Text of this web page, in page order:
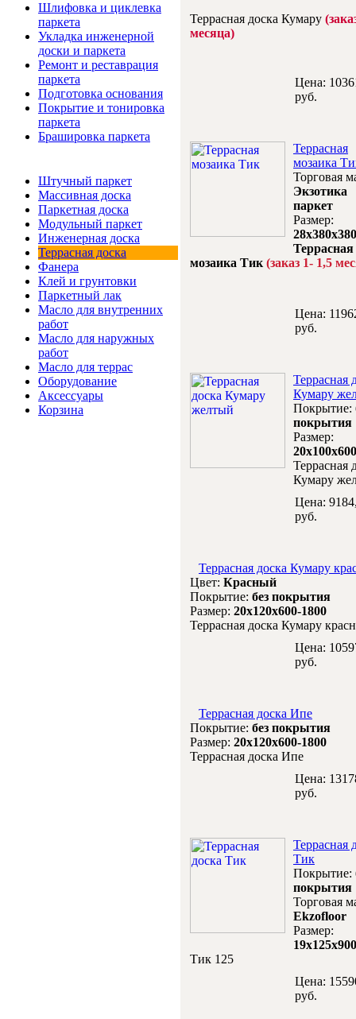
Шлифовка и циклевка
паркета
Укладка инженерной
доски и паркета
Ремонт и реставрация
паркета
Подготовка основания
Покрытие и тонировка
паркета
Брашировка паркета
Штучный паркет
Массивная доска
Паркетная доска
Модульный паркет
Инженерная доска
Террасная доска
Фанера
Клей и грунтовки
Паркетный лак
Масло для внутренних
работ
Масло для наружных
работ
Масло для террас
Оборудование
Аксессуары
Корзина
Террасная доска Кумару
месяца)
Цена:
руб.
Террасная
мозаика
Торговая
Экзотика
паркет
Размер:
28x380x380
Террасная
мозаика Тик (заказ 1- 1,5
Цена:
руб.
Террасная
Кумару
Покрытие:
покрытия
Размер:
Террасная
Кумару
Цена:
руб.
Террасная доска Кумару
Цвет: Красный
Покрытие: без покрытия
Размер: 20х120х600-1800
Террасная доска Кумару
Цена:
руб.
Террасная доска Ипе
Покрытие: без покрытия
Размер: 20х120х600-1800
Террасная доска Ипе
Цена:
руб.
Террасная
Тик
Покрытие:
покрытия
Торговая
Ekzofloor
Размер:
Тик 125
Цена:
руб.